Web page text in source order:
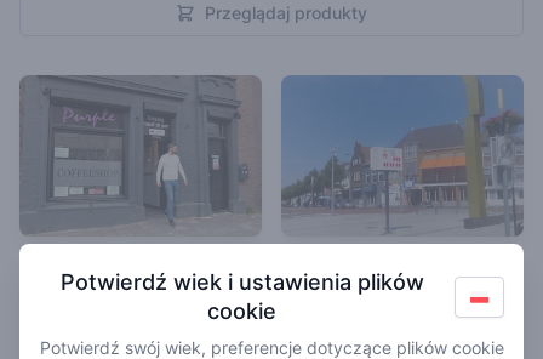
Przeglądaj produkty
Purple
Kawiarnia w Vlissingen
Aarden
Kawiarnia w Vlissingen
Potwierdź wiek i ustawienia plików
cookie
Potwierdź swój wiek, preferencje dotyczące plików cookie